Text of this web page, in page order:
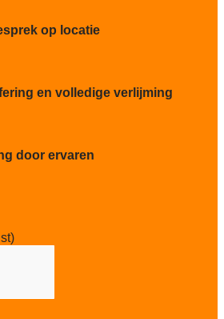
op locatie
en volledige verlijming
door ervaren